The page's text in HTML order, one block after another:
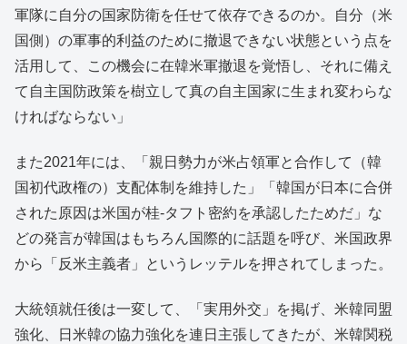
軍隊に自分の国家防衛を任せて依存できるのか。自分（米
国側）の軍事的利益のために撤退できない状態という点を
活用して、この機会に在韓米軍撤退を覚悟し、それに備え
て自主国防政策を樹立して真の自主国家に生まれ変わらな
ければならない」
また2021年には、「親日勢力が米占領軍と合作して（韓
国初代政権の）支配体制を維持した」「韓国が日本に合併
された原因は米国が桂-タフト密約を承認したためだ」な
どの発言が韓国はもちろん国際的に話題を呼び、米国政界
から「反米主義者」というレッテルを押されてしまった。
大統領就任後は一変して、「実用外交」を掲げ、米韓同盟
強化、日米韓の協力強化を連日主張してきたが、米韓関税